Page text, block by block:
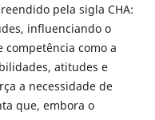
pela sigla CHA:
influenciando o
competência como a
atitudes e
a necessidade de
que, embora o